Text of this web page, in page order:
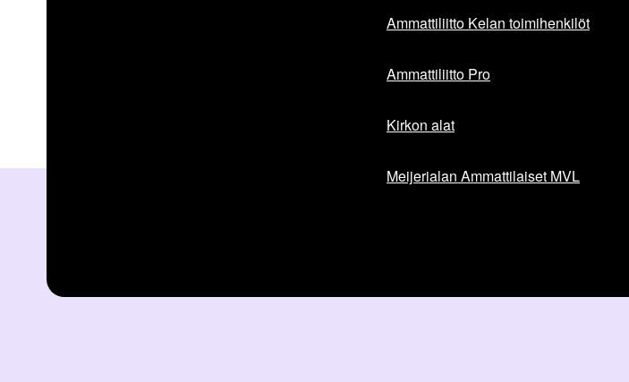
Ammattiliitto Kelan toimihenkilöt
Ammattiliitto Pro
Kirkon alat
Meijerialan Ammattilaiset MVL